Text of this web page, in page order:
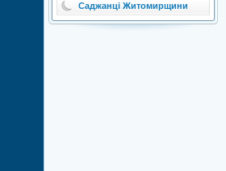
Саджанці Житомирщини